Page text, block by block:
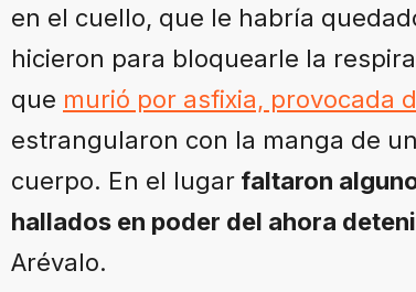
en el cuello, que le habría
hicieron para bloquearle la
que murió por asfixia, provocada
estrangularon con la manga de
cuerpo. En el lugar faltaron
hallados en poder del ahora
Arévalo.